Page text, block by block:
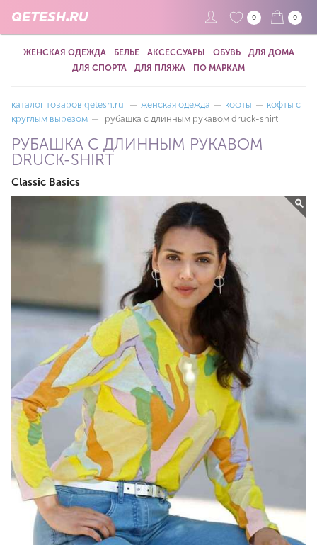
QETESH.RU 0 0
ЖЕНСКАЯ ОДЕЖДА БЕЛЬЕ АКСЕССУАРЫ ОБУВЬ
ДЛЯ ДОМА
ДЛЯ СПОРТА
ДЛЯ ПЛЯЖА ПО МАРКАМ
каталог товаров qetesh.ru — женская одежда — кофты — кофты с
круглым вырезом — рубашка с длинным рукавом druck-shirt
РУБАШКА С ДЛИННЫМ РУКАВОМ
DRUCK-SHIRT
Classic Basics